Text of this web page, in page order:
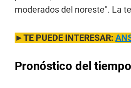
moderados del noreste". La
►TE PUEDE INTERESAR:
Pronóstico del